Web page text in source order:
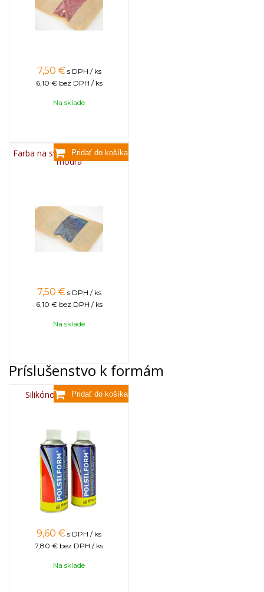
7,50 € s DPH / ks
6,10 € bez DPH / ks
Na sklade
Farba na sviečky, 25g - svetlo
modrá
7,50 € s DPH / ks
6,10 € bez DPH / ks
Na sklade
Príslušenstvo k formám
Silikónový sprej 400 ml
9,60 € s DPH / ks
7,80 € bez DPH / ks
Na sklade